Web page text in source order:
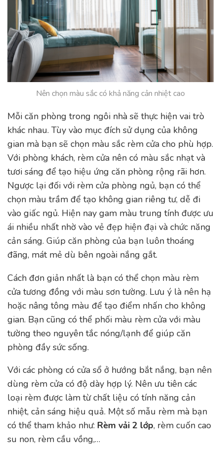
Nên chọn màu sắc có khả năng cản nhiệt cao
Mỗi căn phòng trong ngôi nhà sẽ thực hiện vai trò
khác nhau. Tùy vào mục đích sử dụng của không
gian mà bạn sẽ chọn màu sắc rèm cửa cho phù hợp.
Với phòng khách, rèm cửa nên có màu sắc nhạt và
tươi sáng để tạo hiệu ứng căn phòng rộng rãi hơn.
Ngược lại đối với rèm cửa phòng ngủ, bạn có thể
chọn màu trầm để tạo không gian riêng tư, dễ đi
vào giấc ngủ. Hiện nay gam màu trung tính được ưu
ái nhiều nhất nhờ vào vẻ đẹp hiện đại và chức năng
cản sáng. Giúp căn phòng của bạn luôn thoáng
đãng, mát mẻ dù bên ngoài nắng gắt.
Cách đơn giản nhất là bạn có thể chọn màu rèm
cửa tương đồng với màu sơn tường. Lưu ý là nên hạ
hoặc nâng tông màu để tạo điểm nhấn cho không
gian. Bạn cũng có thể phối màu rèm cửa với màu
tường theo nguyên tắc nóng/lạnh để giúp căn
phòng đầy sức sống.
Với các phòng có cửa sổ ở hướng bắt nắng, bạn nên
dùng rèm cửa có độ dày hợp lý. Nên ưu tiên các
loại rèm được làm từ chất liệu có tính năng cản
nhiệt, cản sáng hiệu quả. Một số mẫu rèm mà bạn
có thể tham khảo như: Rèm vải 2 lớp, rèm cuốn cao
su non, rèm cầu vồng,…